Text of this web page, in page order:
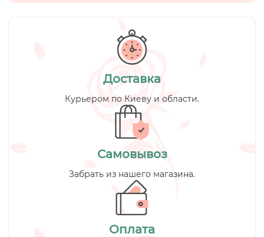
Доставка
Курьером по Киеву и области.
Самовывоз
Забрать из нашего магазина.
Оплата